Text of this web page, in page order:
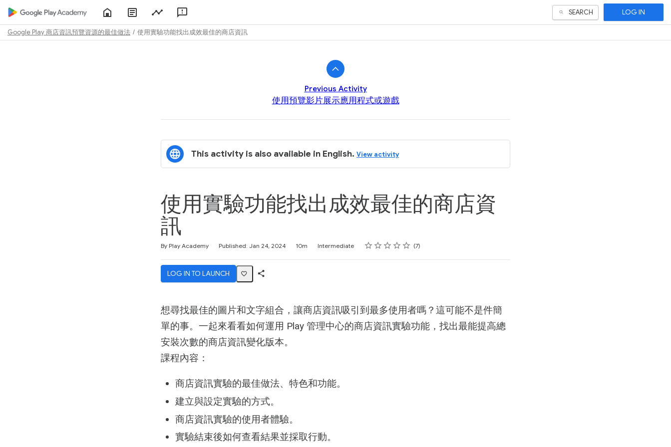
Play
Academy
Console
SEARCH LOG IN
Google Play 商店資訊預覽資源的最佳做法 使用實驗功能找出成效最佳的商店資訊
Previous Activity
使用預覽影片展示應用程式或遊戲
This activity is also available in English. View activity
使用實驗功能找出成效最佳的商店資
訊
By Play Academy Published: Jan 24, 2024 10m Intermediate Rating
1 star
2 stars
3 stars
4 stars
5 stars 7
LOG IN TO LAUNCH
想尋找最佳的圖片和文字組合，讓商店資訊吸引到最多使用者嗎？這可能不是件簡
單的事。一起來看看如何運用 Play 管理中心的商店資訊實驗功能，找出最能提高總
安裝次數的商店資訊變化版本。
課程內容：
商店資訊實驗的最佳做法、特色和功能。
建立與設定實驗的方式。
商店資訊實驗的使用者體驗。
實驗結束後如何查看結果並採取行動。